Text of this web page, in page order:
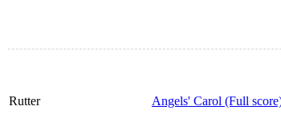
Rutter Angels' Carol (Full